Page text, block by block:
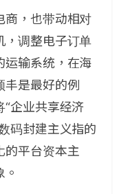
商，也带动相对
，调整电子订单
运输系统，在海
是最好的例
企业共享经济
码封建主义指的
的平台资本主